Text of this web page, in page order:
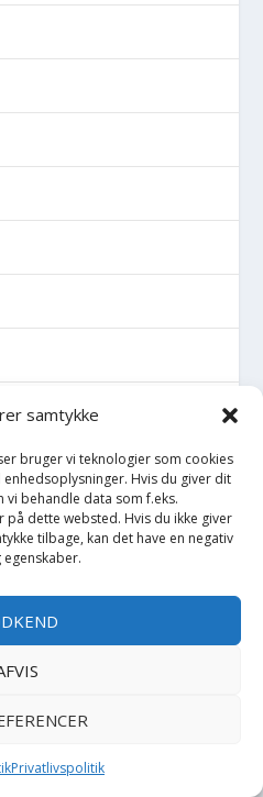
samtykke
bruger vi teknologier som cookies
Hvis du giver dit
vi behandle data som f.eks.
dette websted. Hvis du ikke giver
tilbage, kan det have en negativ
Privatlivspolitik